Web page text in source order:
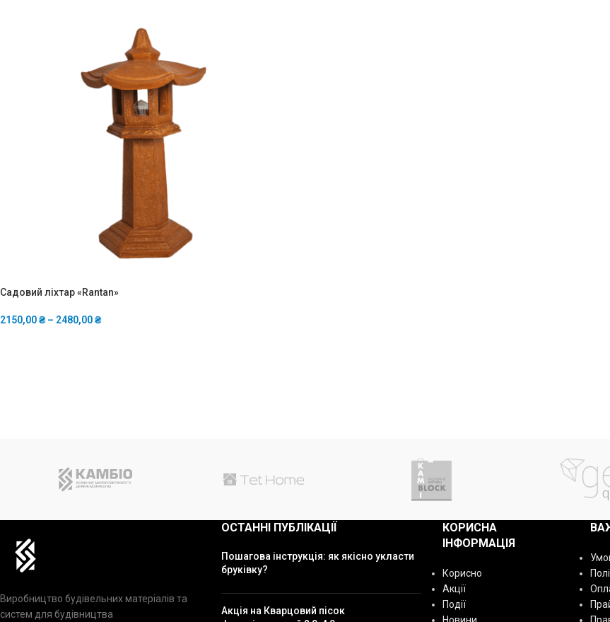
Садовий ліхтар «Rantan»
2150,00₴ – 2480,00₴
Виробництво будівельних матеріалів та
систем для будівництва
ОСТАННІ ПУБЛІКАЦІЇ
Пошагова інструкція: як якісно укласти
бруківку?
Акція на Кварцовий пісок
КОРИСНА
ІНФОРМАЦІЯ
Корисно
Акції
Події